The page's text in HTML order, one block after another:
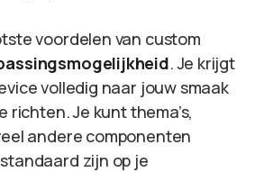
voordelen van custom
. Je krijgt
volledig naar jouw smaak
richten. Je kunt thema’s,
andere componenten
zijn op je